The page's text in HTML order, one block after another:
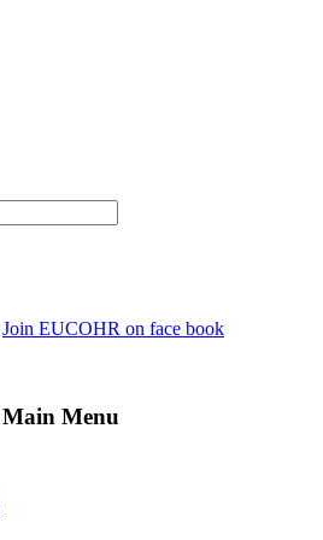
Join EUCOHR on face book
Main Menu